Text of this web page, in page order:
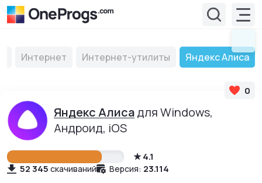
Интернет Интернет-утилиты Яндекс Алиса
Яндекс Алисадля Windows,
Андроид, iOS
0
4.1
52 345 скачиваний Версия: 23.114